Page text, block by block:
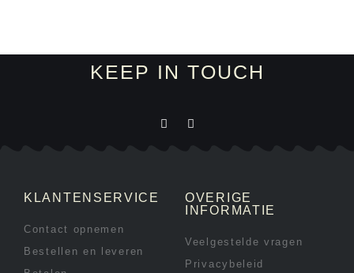
KEEP IN TOUCH
KLANTENSERVICE
Contact opnemen
Bestellen en leveren
OVERIGE
INFORMATIE
Veelgestelde vragen
Privacybeleid